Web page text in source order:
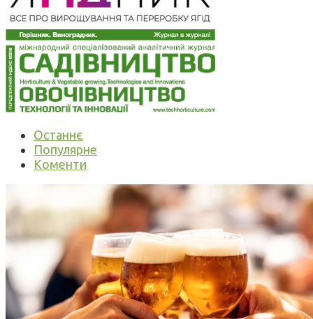
Останнє
Популярне
Коменти